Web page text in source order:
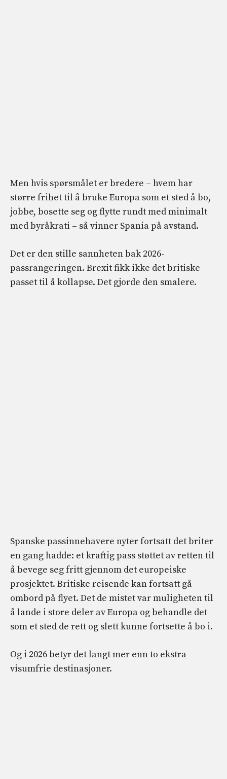
Men hvis spørsmålet er bredere – hvem har
større frihet til å bruke Europa som et sted å bo,
jobbe, bosette seg og flytte rundt med minimalt
med byråkrati – så vinner Spania på avstand.
Det er den stille sannheten bak 2026-
passrangeringen. Brexit fikk ikke det britiske
passet til å kollapse. Det gjorde den smalere.
Spanske passinnehavere nyter fortsatt det briter
en gang hadde: et kraftig pass støttet av retten til
å bevege seg fritt gjennom det europeiske
prosjektet. Britiske reisende kan fortsatt gå
ombord på flyet. Det de mistet var muligheten til
å lande i store deler av Europa og behandle det
som et sted de rett og slett kunne fortsette å bo i.
Og i 2026 betyr det langt mer enn to ekstra
visumfrie destinasjoner.